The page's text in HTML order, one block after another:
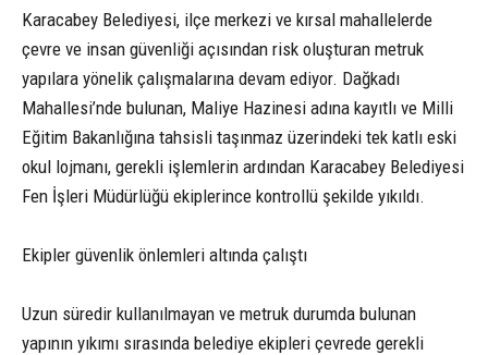
Karacabey Belediyesi, ilçe merkezi ve kırsal mahallelerde
çevre ve insan güvenliği açısından risk oluşturan metruk
yapılara yönelik çalışmalarına devam ediyor. Dağkadı
Mahallesi’nde bulunan, Maliye Hazinesi adına kayıtlı ve Milli
Eğitim Bakanlığına tahsisli taşınmaz üzerindeki tek katlı eski
okul lojmanı, gerekli işlemlerin ardından Karacabey Belediyesi
Fen İşleri Müdürlüğü ekiplerince kontrollü şekilde yıkıldı.
Ekipler güvenlik önlemleri altında çalıştı
Uzun süredir kullanılmayan ve metruk durumda bulunan
yapının yıkımı sırasında belediye ekipleri çevrede gerekli